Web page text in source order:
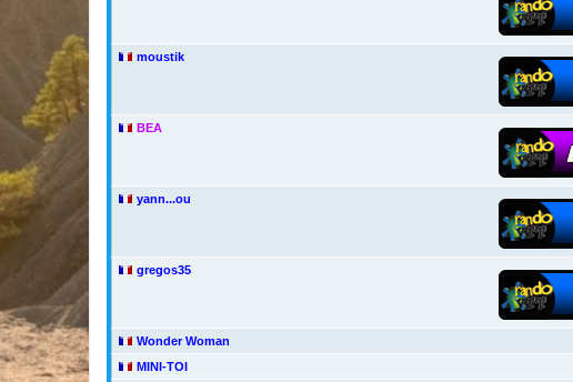
moustik
BEA
yann...ou
gregos35
Wonder Woman
MINI-TOI